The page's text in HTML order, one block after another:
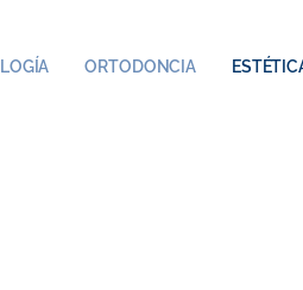
ORTODONCIA